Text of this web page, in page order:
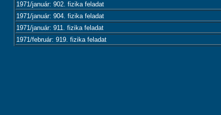
1971/január: 902. fizika feladat
1971/január: 904. fizika feladat
1971/január: 911. fizika feladat
1971/február: 919. fizika feladat